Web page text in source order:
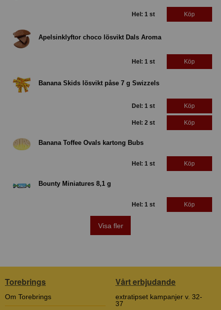
Hel: 1 st Köp
Apelsinklyftor choco lösvikt Dals Aroma
Hel: 1 st Köp
Banana Skids lösvikt påse 7 g Swizzels
Del: 1 st Köp
Hel: 2 st Köp
Banana Toffee Ovals kartong Bubs
Hel: 1 st Köp
Bounty Miniatures 8,1 g
Hel: 1 st Köp
Visa fler
Torebrings
Om Torebrings
Vårt erbjudande
extratipset kampanjer v. 32-
37